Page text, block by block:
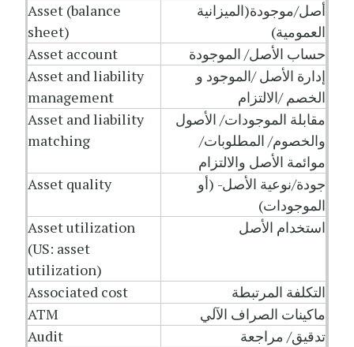
أصل/موجودة(الميزانية
العمومية)
Asset (balance
sheet)
حساب الأصل/ الموجودة
Asset account
إدارة الأصل /الموجود و
الخصم /الالتزام
Asset and liability
management
مقابلة الموجودات/ الأصول
والخصوم/ المطلوبات/
موائمة الأصل والالتزام
Asset and liability
matching
جودة/نوعية الأصل- (أو
الموجودات)
Asset quality
استخدام الأصل
Asset utilization
(US: asset
utilization)
التكلفة المرتبطة
Associated cost
ماكينات الصراف الآلي
ATM
تدقيق/ مراجعة
Audit